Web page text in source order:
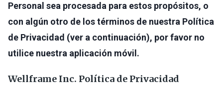
Personal sea procesada para estos propósitos, o
con algún otro de los términos de nuestra Política
de Privacidad (ver a continuación), por favor no
utilice nuestra aplicación móvil.
Wellframe Inc. Política de Privacidad